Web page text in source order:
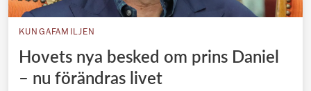
KUNGAFAMILJEN
Hovets nya besked om prins Daniel
– nu förändras livet